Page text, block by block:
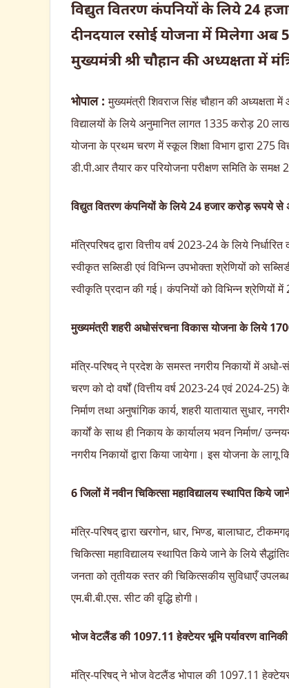
विद्युत वितरण कंपनियों के लिये 24
दीनदयाल रसोई योजना में मिलेगा अब
मुख्यमंत्री श्री चौहान की अध्यक्षता में
भोपाल :मुख्यमंत्री शिवराज सिंह चौहान की
विद्यालयों के लिये अनुमानित लागत 1335 करोड़ 20
योजना के प्रथम चरण में स्कूल शिक्षा विभाग द्वारा 275
डी.पी.आर तैयार कर परियोजना परीक्षण समिति के
विद्युत वितरण कंपनियों के लिये 24 हजार करोड़ रूपये से
मंत्रिपरिषद द्वारा वित्तीय वर्ष 2023-24 के लिये
स्वीकृत सब्सिडी एवं विभिन्न उपभोक्ता श्रेणियों को
स्वीकृति प्रदान की गई। कंपनियों को विभिन्न
मुख्यमंत्री शहरी अधोसंरचना विकास योजना के लिये
मंत्रि-परिषद् ने प्रदेश के समस्त नगरीय निकायों में
चरण को दो वर्षों (वित्तीय वर्ष 2023-24 एवं 2024-
निर्माण तथा अनुषांगिक कार्य, शहरी यातायात सुधार,
कार्यों के साथ ही निकाय के कार्यालय भवन निर्माण/
नगरीय निकायों द्वारा किया जायेगा। इस योजना के
6 जिलों में नवीन चिकित्सा महाविद्यालय स्थापित किये
मंत्रि-परिषद् द्वारा खरगोन, धार, भिण्ड, बालाघाट,
चिकित्सा महाविद्यालय स्थापित किये जाने के लिये
जनता को तृतीयक स्तर की चिकित्सकीय सुविधाएँ
एम.बी.बी.एस. सीट की वृद्धि होगी।
भोज वेटलैंड की 1097.11 हेक्टेयर भूमि पर्यावरण
मंत्रि-परिषद् ने भोज वेटलैंड भोपाल की 1097.11